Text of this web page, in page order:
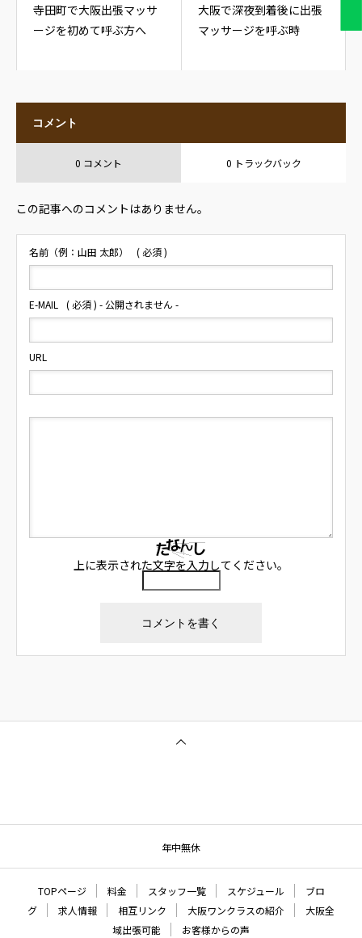
寺田町で大阪出張マッサ
ージを初めて呼ぶ方へ
大阪で深夜到着後に出張
マッサージを呼ぶ時
コメント
0 コメント 0 トラックバック
この記事へのコメントはありません。
名前（例：山田 太郎） ( 必須 )
E-MAIL ( 必須 ) - 公開されません -
URL
上に表示された文字を入力してください。
年中無休
TOPページ 料金 スタッフ一覧 スケジュール
ブロ
グ
求人情報 相互リンク 大阪ワンクラスの紹介
大阪全
域出張可能
お客様からの声